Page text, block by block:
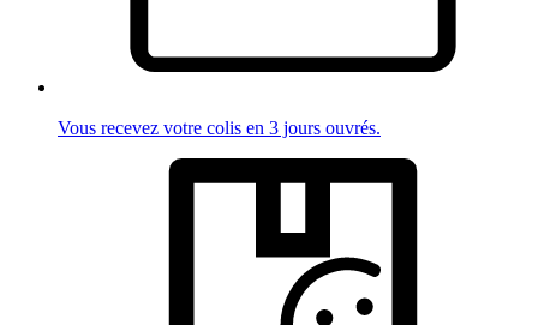
Vous recevez votre colis en 3 jours ouvrés.